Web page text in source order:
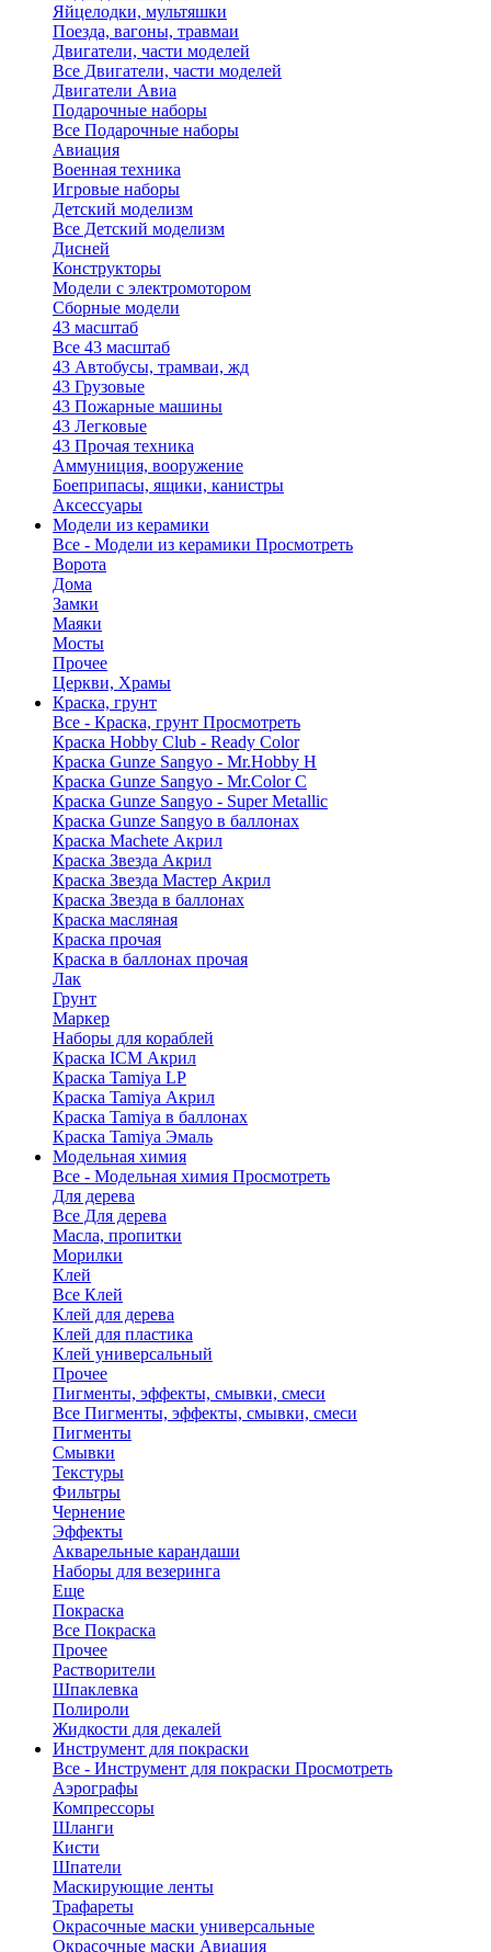
Яйцелодки, мультяшки
Поезда, вагоны, травмаи
Двигатели, части моделей
Все Двигатели, части моделей
Двигатели Авиа
Подарочные наборы
Все Подарочные наборы
Авиация
Военная техника
Игровые наборы
Детский моделизм
Все Детский моделизм
Дисней
Конструкторы
Модели с электромотором
Сборные модели
43 масштаб
Все 43 масштаб
43 Автобусы, трамваи, жд
43 Грузовые
43 Пожарные машины
43 Легковые
43 Прочая техника
Аммуниция, вооружение
Боеприпасы, ящики, канистры
Аксессуары
Модели из керамики
Все - Модели из керамики Просмотреть
Ворота
Дома
Замки
Маяки
Мосты
Прочее
Церкви, Храмы
Краска, грунт
Все - Краска, грунт Просмотреть
Краска Hobby Club - Ready Color
Краска Gunze Sangyo - Mr.Hobby H
Краска Gunze Sangyo - Mr.Color C
Краска Gunze Sangyo - Super Metallic
Краска Gunze Sangyo в баллонах
Краска Machete Акрил
Краска Звезда Акрил
Краска Звезда Мастер Акрил
Краска Звезда в баллонах
Краска масляная
Краска прочая
Краска в баллонах прочая
Лак
Грунт
Маркер
Наборы для кораблей
Краска ICM Акрил
Краска Tamiya LP
Краска Tamiya Акрил
Краска Tamiya в баллонах
Краска Tamiya Эмаль
Модельная химия
Все - Модельная химия Просмотреть
Для дерева
Все Для дерева
Масла, пропитки
Морилки
Клей
Все Клей
Клей для дерева
Клей для пластика
Клей универсальный
Прочее
Пигменты, эффекты, смывки, смеси
Все Пигменты, эффекты, смывки, смеси
Пигменты
Смывки
Текстуры
Фильтры
Чернение
Эффекты
Акварельные карандаши
Наборы для везеринга
Еще
Покраска
Все Покраска
Прочее
Растворители
Шпаклевка
Полироли
Жидкости для декалей
Инструмент для покраски
Все - Инструмент для покраски Просмотреть
Аэрографы
Компрессоры
Шланги
Кисти
Шпатели
Маскирующие ленты
Трафареты
Окрасочные маски универсальные
Окрасочные маски Авиация